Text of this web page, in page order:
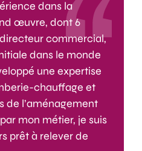
dans la
œuvre, dont 6
commercial,
dans le monde
une expertise
chauffage et
de l’aménagement
mon métier, je suis
prêt à relever de